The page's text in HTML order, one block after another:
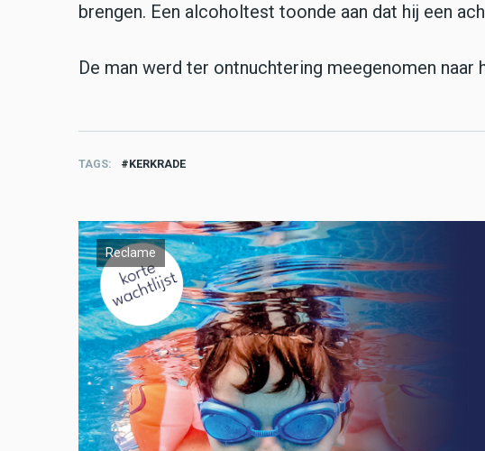
brengen. Een alcoholtest toonde aan dat hij een
De man werd ter ontnuchtering meegenomen naar
TAGS KERKRADE
Reclame